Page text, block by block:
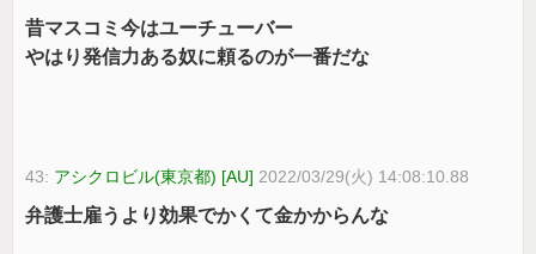
昔マスコミ今はユーチューバー
やはり発信力ある奴に頼るのが一番だな
43: アシクロビル(東京都) [AU] 2022/03/29(火) 14:08:10.88
弁護士雇うより効果でかくて金かからんな